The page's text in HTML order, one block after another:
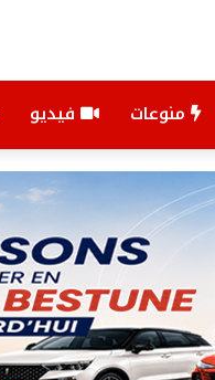
منوعات فيديو